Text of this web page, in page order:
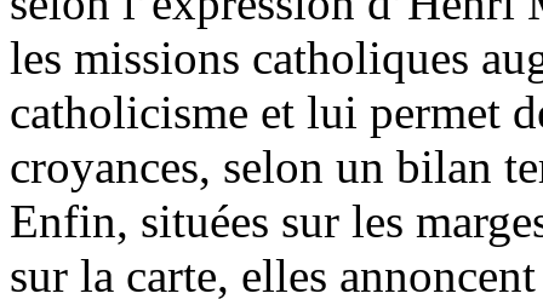
les missions catholiques
catholicisme et lui permet
croyances, selon un bilan
Enfin, situées sur les
sur la carte, elles